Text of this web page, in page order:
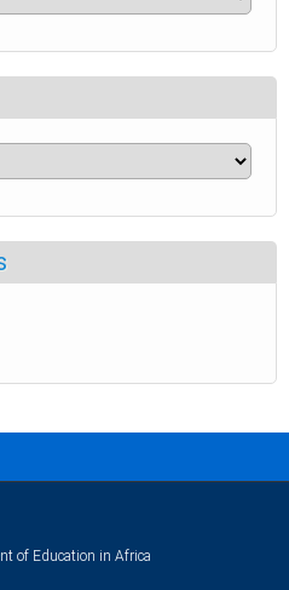
of Education in Africa